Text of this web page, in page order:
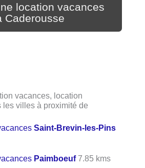
location vacances
Caderousse
vacances, location
villes à proximité de
Saint-Brevin-les-Pins
Paimboeuf7.85 kms